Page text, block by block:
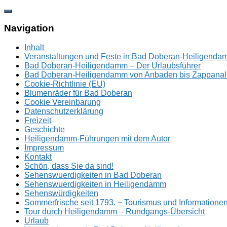
Zum
springen
Navigation
Inhalt
Veranstaltungen und Feste in Bad Doberan-
Bad Doberan-Heiligendamm – Der Urlaubsführer
Bad Doberan-Heiligendamm von Anbaden bis
Cookie-Richtlinie (EU)
Blumenräder für Bad Doberan
Cookie Vereinbarung
Datenschutzerklärung
Freizeit
Geschichte
Heiligendamm-Führungen mit dem Autor
Impressum
Kontakt
Schön, dass Sie da sind!
Sehenswuerdigkeiten in Bad Doberan
Sehenswuerdigkeiten in Heiligendamm
Sehenswürdigkeiten
Sommerfrische seit 1793. ~ Tourismus und
Tour durch Heiligendamm – Rundgangs-Übersicht
Urlaub